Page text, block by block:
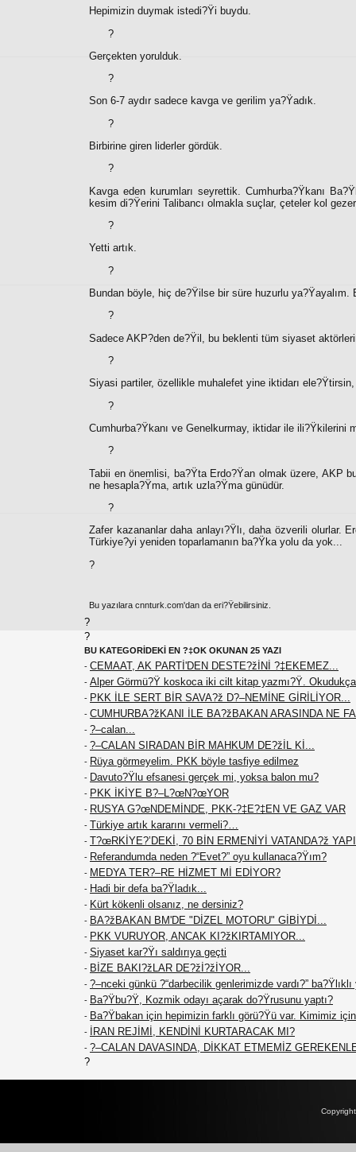
Hepimizin duymak istedi?Ÿi buydu.
?
Gerçekten yorulduk.
?
Son 6-7 aydır sadece kavga ve gerilim ya?Ÿadık.
?
Birbirine giren liderler gördük.
?
Kavga eden kurumları seyrettik. Cumhurba?Ÿkanı
kesim di?Ÿerini Talibancı olmakla suçlar, çeteler kol
?
Yetti artık.
?
Bundan böyle, hiç de?Ÿilse bir süre huzurlu
?
Sadece AKP?den de?Ÿil, bu beklenti tüm siyaset
?
Siyasi partiler, özellikle muhalefet yine iktidarı
?
Cumhurba?Ÿkanı ve Genelkurmay, iktidar ile ili?Ÿkilerini
?
Tabii en önemlisi, ba?Ÿta Erdo?Ÿan olmak üzere, AKP
ne hesapla?Ÿma, artık uzla?Ÿma günüdür.
?
Zafer kazananlar daha anlayı?Ÿlı, daha özverili olurlar.
Türkiye?yi yeniden toparlamanın ba?Ÿka yolu da yok...
?
Bu yazılara cnnturk.com'dan da eri?Ÿebilirsiniz.
?
?
BU KATEGORİDEKİ EN ?‡OK OKUNAN 25 YAZI
- CEMAAT, AK PARTİ'DEN DESTE?žİNİ ?‡EKEMEZ...
- Alper Görmü?Ÿ koskoca iki cilt kitap yazmı?Ÿ.
- PKK İLE SERT BİR SAVA?ž D?–NEMİNE GİRİLİYOR...
- CUMHURBA?žKANI İLE BA?žBAKAN ARASINDA NE
- ?–calan...
- ?–CALAN SIRADAN BİR MAHKUM DE?žİL Kİ...
- Rüya görmeyelim. PKK böyle tasfiye edilmez
- Davuto?Ÿlu efsanesi gerçek mi, yoksa balon mu?
- PKK İKİYE B?–L?œN?œYOR
- RUSYA G?œNDEMİNDE, PKK-?‡E?‡EN VE GAZ VAR
- Türkiye artık kararını vermeli?…
- T?œRKİYE?’DEKİ, 70 BİN ERMENİYİ VATANDA?ž
- Referandumda neden ?“Evet?” oyu kullanaca?Ÿım?
- MEDYA TER?–RE HİZMET Mİ EDİYOR?
- Hadi bir defa ba?Ÿladık...
- Kürt kökenli olsanız, ne dersiniz?
- BA?žBAKAN BM'DE "DİZEL MOTORU" GİBİYDİ...
- PKK VURUYOR, ANCAK KI?žKIRTAMIYOR...
- Siyaset kar?Ÿı saldırıya geçti
- BİZE BAKI?žLAR DE?žİ?žİYOR...
- ?–nceki günkü ?“darbecilik genlerimizde vardı?”
- Ba?Ÿbu?Ÿ, Kozmik odayı açarak do?Ÿrusunu yaptı?
- Ba?Ÿbakan için hepimizin farklı görü?Ÿü var. Kimimiz
- İRAN REJİMİ, KENDİNİ KURTARACAK MI?
- ?–CALAN DAVASINDA, DİKKAT ETMEMİZ
?